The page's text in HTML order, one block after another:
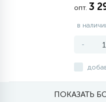
опт. 3
в
-
ПОКАЗАТЬ